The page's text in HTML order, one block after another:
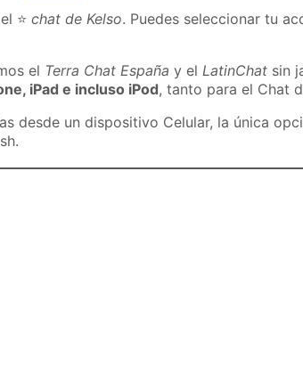
⭐chat de Kelso. Puedes seleccionar tu
el Terra Chat España y elLatinChat sin
iPad e incluso iPod, tanto para el Chat
desde un dispositivo Celular, la única